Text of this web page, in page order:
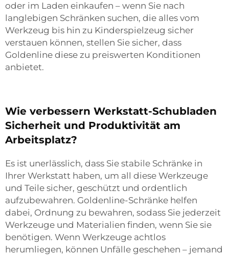
oder im Laden einkaufen – wenn Sie nach
langlebigen Schränken suchen, die alles vom
Werkzeug bis hin zu Kinderspielzeug sicher
verstauen können, stellen Sie sicher, dass
Goldenline diese zu preiswerten Konditionen
anbietet.
Wie verbessern Werkstatt-Schubladen
Sicherheit und Produktivität am
Arbeitsplatz?
Es ist unerlässlich, dass Sie stabile Schränke in
Ihrer Werkstatt haben, um all diese Werkzeuge
und Teile sicher, geschützt und ordentlich
aufzubewahren. Goldenline-Schränke helfen
dabei, Ordnung zu bewahren, sodass Sie jederzeit
Werkzeuge und Materialien finden, wenn Sie sie
benötigen. Wenn Werkzeuge achtlos
herumliegen, können Unfälle geschehen – jemand